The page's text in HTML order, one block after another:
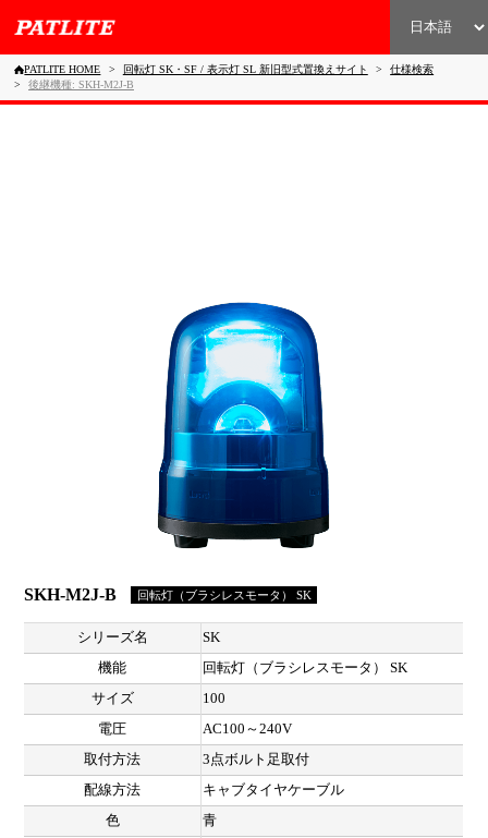
PATLITE HOME 回転灯 SK・SF / 表示灯 SL 新旧型式置換えサイト
仕様検索
後継機種: SKH-M2J-B
SKH-M2J-B 回転灯（ブラシレスモータ） SK
シリーズ名
SK
機能
回転灯（ブラシレスモータ） SK
サイズ
100
電圧
AC100～240V
取付方法
3点ボルト足取付
配線方法
キャブタイヤケーブル
色
青